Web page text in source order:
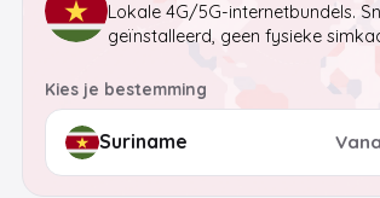
Lokale 4G/5G-internetbundels.
geïnstalleerd, geen fysieke
Kies je bestemming